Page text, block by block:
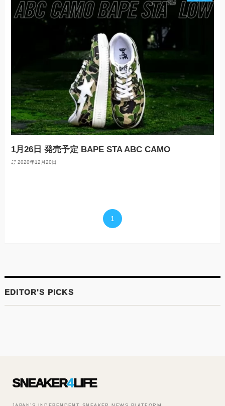
1月26日 発売予定 BAPE STA ABC CAMO
2020年12月20日
1
SNEAKER4LIFE